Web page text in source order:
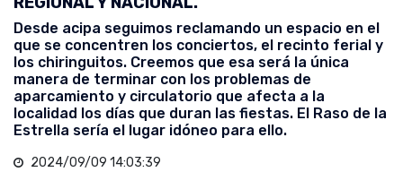
Desde acipa seguimos reclamando un espacio en el
que se concentren los conciertos, el recinto ferial y
los chiringuitos. Creemos que esa será la única
manera de terminar con los problemas de
aparcamiento y circulatorio que afecta a la
localidad los días que duran las fiestas. El Raso de la
Estrella sería el lugar idóneo para ello.
2024/09/09 14:03:39